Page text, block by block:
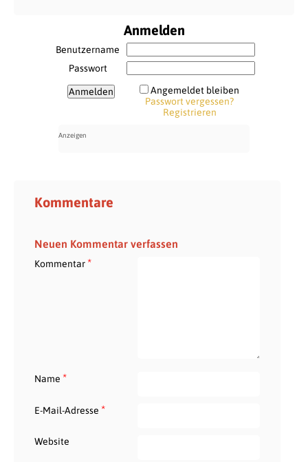
Anmelden
Benutzername
Passwort
Angemeldet bleiben
Passwort vergessen?
Registrieren
Kommentare
Neuen Kommentar verfassen
Kommentar*
Name *
E-Mail-Adresse *
Website